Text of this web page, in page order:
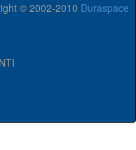
© 2002-2010 Duraspace